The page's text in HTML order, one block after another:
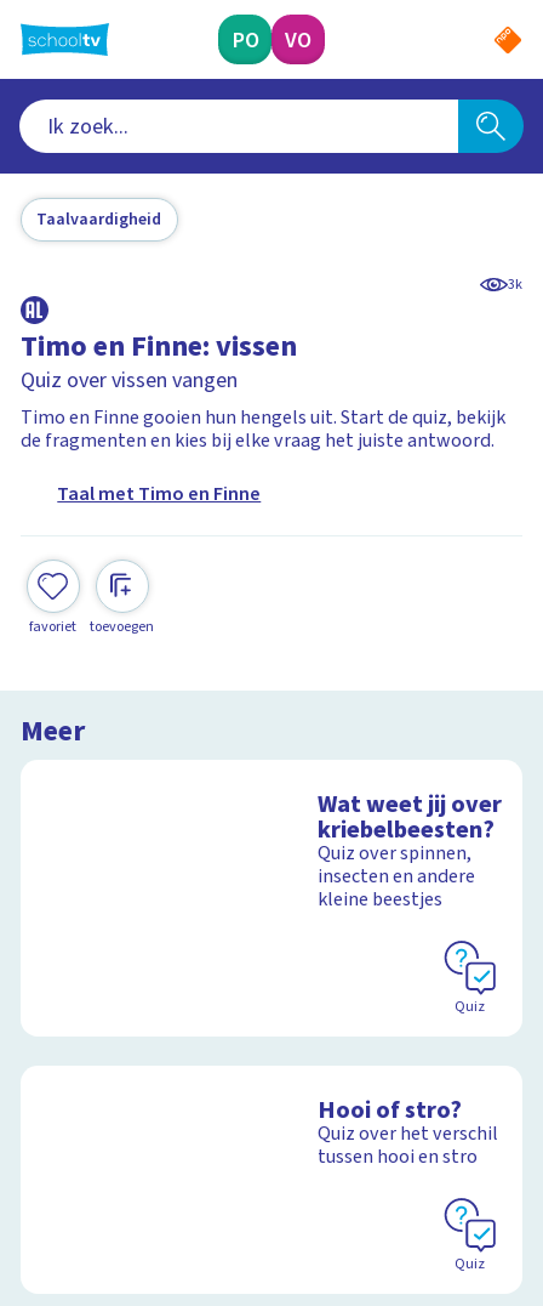
naar
hoofdinhoud
PO VO
Taalvaardigheid
3k
Timo en Finne: vissen
Quiz over vissen vangen
Timo en Finne gooien hun hengels uit. Start de quiz, bekijk
de fragmenten en kies bij elke vraag het juiste antwoord.
Taal met Timo en Finne
favoriet toevoegen
Meer
Wat weet jij over
kriebelbeesten?
Quiz over spinnen,
insecten en andere
kleine beestjes
Quiz
Hooi of stro?
Quiz over het verschil
tussen hooi en stro
Quiz